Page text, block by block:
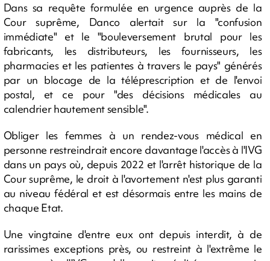
Dans sa requête formulée en urgence auprès de la
Cour suprême, Danco alertait sur la "confusion
immédiate" et le "bouleversement brutal pour les
fabricants, les distributeurs, les fournisseurs, les
pharmacies et les patientes à travers le pays" générés
par un blocage de la téléprescription et de l'envoi
postal, et ce pour "des décisions médicales au
calendrier hautement sensible".
Obliger les femmes à un rendez-vous médical en
personne restreindrait encore davantage l'accès à l'IVG
dans un pays où, depuis 2022 et l'arrêt historique de la
Cour suprême, le droit à l'avortement n'est plus garanti
au niveau fédéral et est désormais entre les mains de
chaque Etat.
Une vingtaine d'entre eux ont depuis interdit, à de
rarissimes exceptions près, ou restreint à l'extrême le